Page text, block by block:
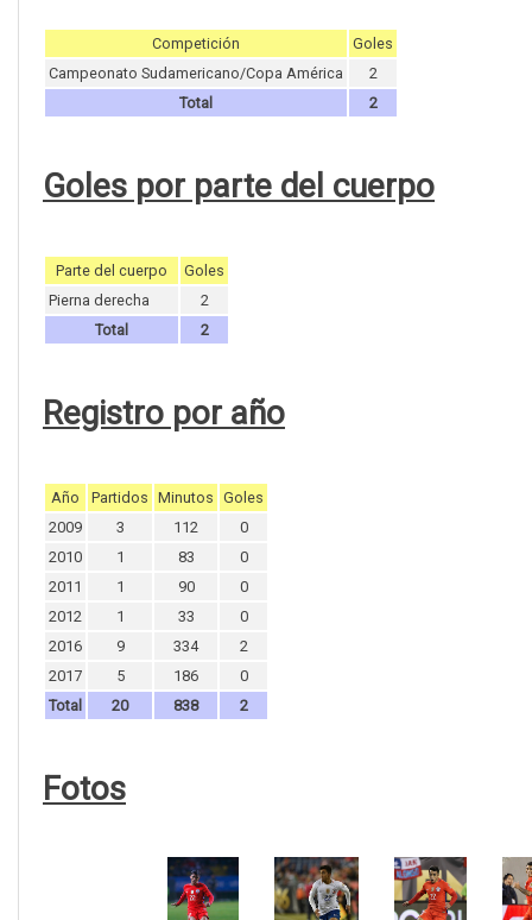
Competición
Goles
Campeonato Sudamericano/Copa América
2
Total
2
Goles por parte del cuerpo
Parte del cuerpo
Goles
Pierna derecha
2
Total
2
Registro por año
Año Partidos Minutos Goles
2009
3 112
0
2010
1 83
0
2011
1 90
0
2012
1 33
0
2016
9 334
2
2017
5 186
0
Total
20 838 2
Fotos